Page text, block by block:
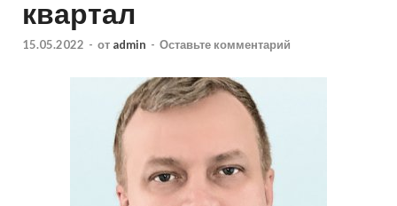
квартал
15.05.2022 - от admin - Оставьте комментарий